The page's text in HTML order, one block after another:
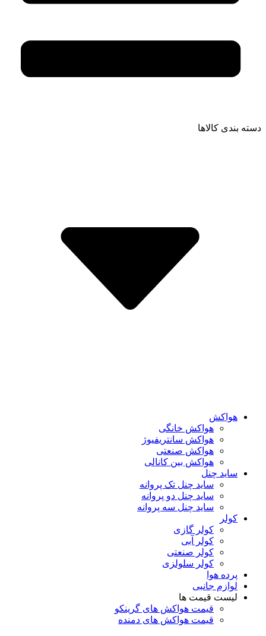
دسته بندی کالاها
هواکش
هواکش خانگی
هواکش سانتریفیوژ
هواکش صنعتی
هواکش بین کانالی
ساید چنل
ساید چنل تک پروانه
ساید چنل دو پروانه
ساید چنل سه پروانه
کولر
کولر گازی
کولر آبی
کولر صنعتی
کولر سلولزی
پرده هوا
لوازم جانبی
لیست قیمت ها
قیمت هواکش های گرینکو
قیمت هواکش های دمنده